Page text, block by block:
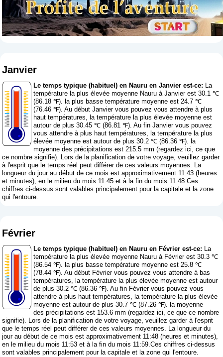
Janvier
Le temps typique (habituel) en Nauru en Janvier est-ce: La
température la plus élevée moyenne Nauru à Janvier est 30.1 ℃
(86.18 ℉). la plus basse température moyenne est 24.7 ℃
(76.46 ℉). Au début Janvier vous pouvez vous attendre à plus
haut températures, la température la plus élevée moyenne est
autour de plus 30.45 ℃ (86.81 ℉). Au fin Janvier vous pouvez
vous attendre à plus haut températures, la température la plus
élevée moyenne est autour de plus 30.2 ℃ (86.36 ℉). la
moyenne des précipitations est 215.5 mm (regardez ici, ce que
ce nombre signifie). Lors de la planification de votre voyage, veuillez garder
à l'esprit que le temps réel peut différer de ces valeurs moyennes. La
longueur du jour au début de ce mois est approximativement 11:43 (heures
et minutes), en le milieu du mois 11:45 et à la fin du mois 11:48.Ces
chiffres ci-dessus sont valables principalement pour la capitale et la zone
qui l'entoure.
Février
Le temps typique (habituel) en Nauru en Février est-ce: La
température la plus élevée moyenne Nauru à Février est 30.3 ℃
(86.54 ℉). la plus basse température moyenne est 25.8 ℃
(78.44 ℉). Au début Février vous pouvez vous attendre à bas
températures, la température la plus élevée moyenne est autour
de plus 30.2 ℃ (86.36 ℉). Au fin Février vous pouvez vous
attendre à plus haut températures, la température la plus élevée
moyenne est autour de plus 30.7 ℃ (87.26 ℉). la moyenne
des précipitations est 153.6 mm (regardez ici, ce que ce nombre
signifie). Lors de la planification de votre voyage, veuillez garder à l'esprit
que le temps réel peut différer de ces valeurs moyennes. La longueur du
jour au début de ce mois est approximativement 11:48 (heures et minutes),
en le milieu du mois 11:53 et à la fin du mois 11:59.Ces chiffres ci-dessus
sont valables principalement pour la capitale et la zone qui l'entoure.